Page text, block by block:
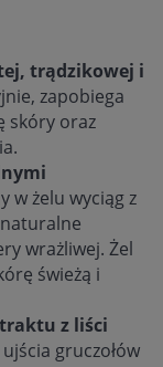
trądzikowej i
zapobiega
skóry oraz
w żelu wyciąg z
wrażliwej. Żel
świeżą i
z liści
gruczołów